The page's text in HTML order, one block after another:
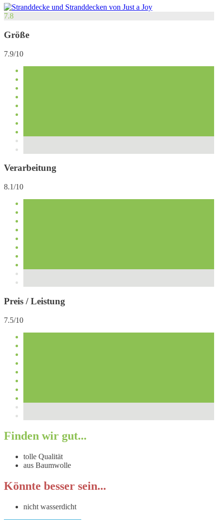
7.8
Größe
7.9/10
Verarbeitung
8.1/10
Preis / Leistung
7.5/10
Finden wir gut...
tolle Qualität
aus Baumwolle
Könnte besser sein...
nicht wasserdicht